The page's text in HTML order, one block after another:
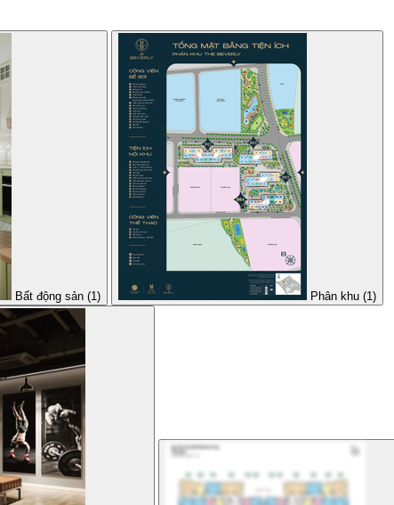
Bất động sản (1) Phân khu (1)